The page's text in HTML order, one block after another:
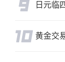
日元临